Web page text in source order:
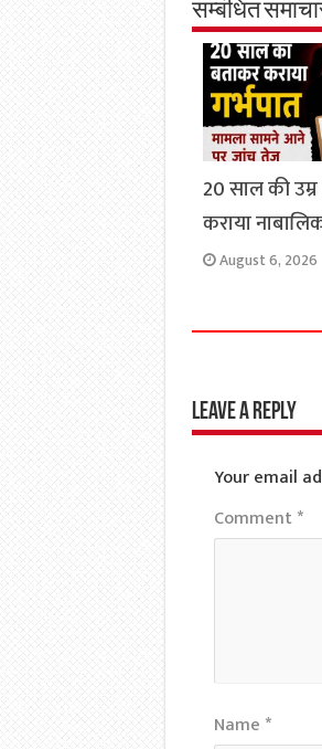
o
o
k
A
p
p
सम्बंधित
20 साल की
कराया
August 6, 2026
Leave a Reply
Your email
Comment*
Name *